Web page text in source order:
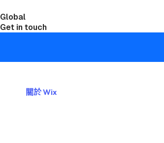
Global
Get in touch
關於 Wix